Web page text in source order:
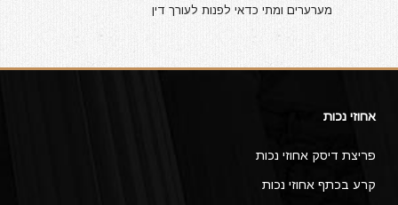
מערערים ומתי כדאי לפנות לעורך דין
אחוזי נכות
פריצת דיסק אחוזי נכות
קרע בכתף אחוזי נכות